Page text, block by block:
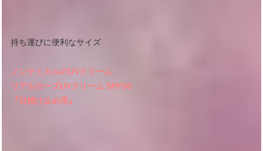
持ち運びに便利なサイズ
ノンケミカルのUVクリーム
リアルローズUVクリーム SPF50
『日焼け止め用』